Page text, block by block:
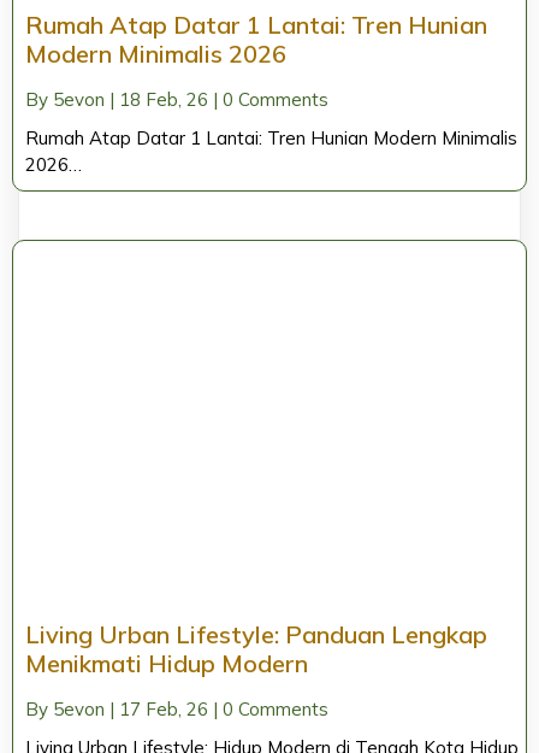
Rumah Atap Datar 1 Lantai: Tren Hunian
Modern Minimalis 2026
By 5evon | 18 Feb, 26 | 0 Comments
Rumah Atap Datar 1 Lantai: Tren Hunian Modern Minimalis
2026…
Living Urban Lifestyle: Panduan Lengkap
Menikmati Hidup Modern
By 5evon | 17 Feb, 26 | 0 Comments
Living Urban Lifestyle: Hidup Modern di Tengah Kota Hidup